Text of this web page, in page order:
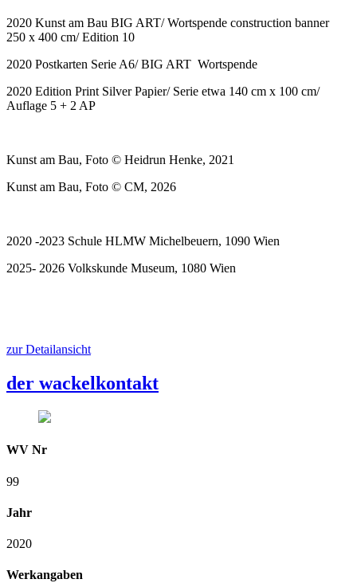
2020 Kunst am Bau BIG ART/ Wortspende construction banner
250 x 400 cm/ Edition 10
2020 Postkarten Serie A6/ BIG ART Wortspende
2020 Edition Print Silver Papier/ Serie etwa 140 cm x 100 cm/
Auflage 5 + 2 AP
Kunst am Bau, Foto © Heidrun Henke, 2021
Kunst am Bau, Foto © CM, 2026
2020 -2023 Schule HLMW Michelbeuern, 1090 Wien
2025- 2026 Volkskunde Museum, 1080 Wien
zur Detailansicht
der wackelkontakt
WV Nr
99
Jahr
2020
Werkangaben